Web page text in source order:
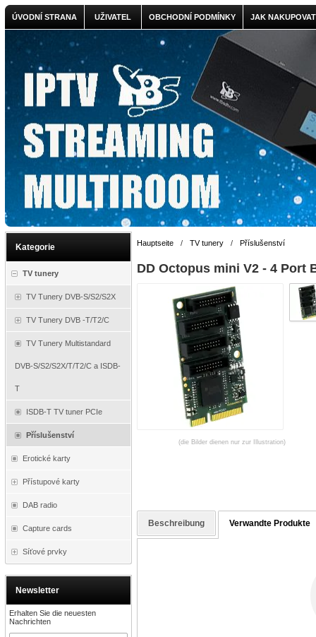
ÚVODNÍ STRANA UŽIVATEL OBCHODNÍ PODMÍNKY JAK NAKUPOVAT
Kategorie
TV tunery
TV Tunery DVB-S/S2/S2X
TV Tunery DVB -T/T2/C
TV Tunery Multistandard
DVB-S/S2/S2X/T/T2/C a ISDB-
T
ISDB-T TV tuner PCIe
Příslušenství
Erotické karty
Přístupové karty
DAB radio
Capture cards
Síťové prvky
Newsletter
Erhalten Sie die neuesten
Nachrichten
Hauptseite / TV tunery / Příslušenství
DD Octopus mini V2 - 4 Port
(die Bilder dienen nur zur Illustration)
Beschreibung Verwandte Produkte